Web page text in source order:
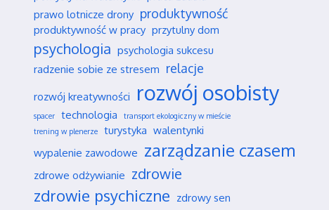
prawo lotnicze drony produktywność
produktywność w pracy przytulny dom
psychologia psychologia sukcesu
radzenie sobie ze stresem relacje
rozwój kreatywności rozwój osobisty
spacer technologia
transport ekologiczny w mieście
trening w plenerze
turystyka walentynki
wypalenie zawodowe zarządzanie czasem
zdrowe odżywianie zdrowie
zdrowie psychiczne zdrowy sen